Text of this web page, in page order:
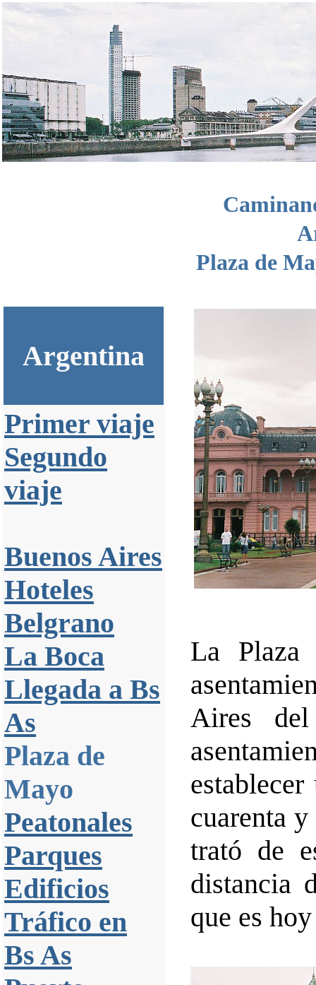
Plaza de
Argentina
Primer viaje
Segundo
viaje
Buenos Aires
Hoteles
Belgrano
La Boca
Llegada a Bs
As
Plaza de
Mayo
Peatonales
Parques
Edificios
Tráfico en
Bs As
La
Aires del
cuarenta y
trató de
distancia
que es